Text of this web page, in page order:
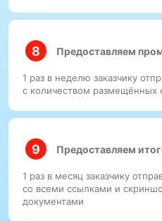
Предоставляем
1 раз в неделю заказчику
с количеством размещённых
Предоставляем
1 раз в месяц заказчику
со всеми ссылками и
документами